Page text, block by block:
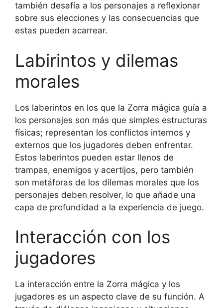
también desafía a los personajes a reflexionar
sobre sus elecciones y las consecuencias que
estas pueden acarrear.
Labirintos y dilemas
morales
Los laberintos en los que la Zorra mágica guía a
los personajes son más que simples estructuras
físicas; representan los conflictos internos y
externos que los jugadores deben enfrentar.
Estos laberintos pueden estar llenos de
trampas, enemigos y acertijos, pero también
son metáforas de los dilemas morales que los
personajes deben resolver, lo que añade una
capa de profundidad a la experiencia de juego.
Interacción con los
jugadores
La interacción entre la Zorra mágica y los
jugadores es un aspecto clave de su función. A